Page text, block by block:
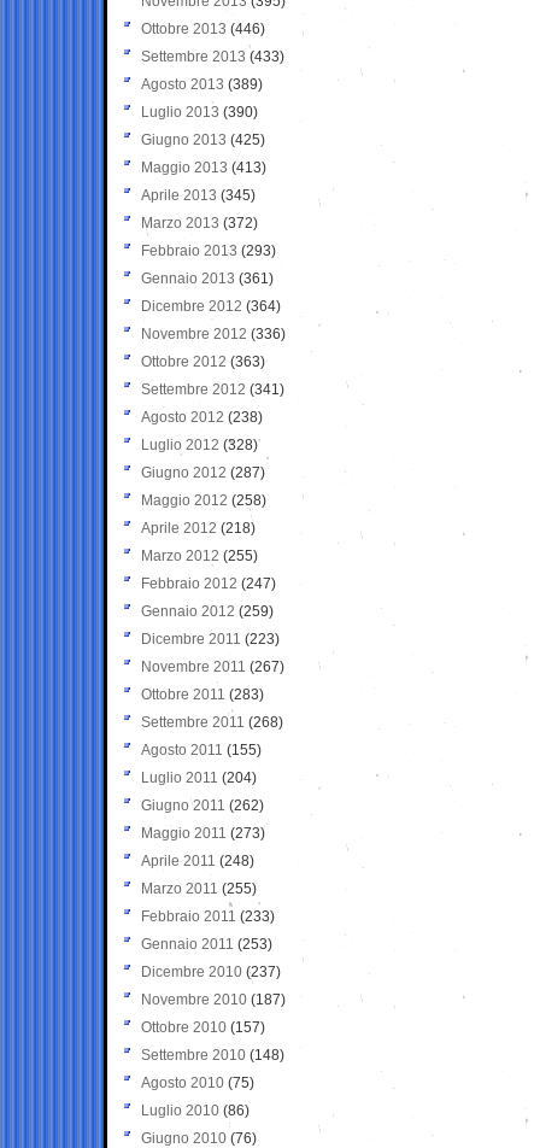
Ottobre 2013 (446)
Settembre 2013 (433)
Agosto 2013 (389)
Luglio 2013 (390)
Giugno 2013 (425)
Maggio 2013 (413)
Aprile 2013 (345)
Marzo 2013 (372)
Febbraio 2013 (293)
Gennaio 2013 (361)
Dicembre 2012 (364)
Novembre 2012 (336)
Ottobre 2012 (363)
Settembre 2012 (341)
Agosto 2012 (238)
Luglio 2012 (328)
Giugno 2012 (287)
Maggio 2012 (258)
Aprile 2012 (218)
Marzo 2012 (255)
Febbraio 2012 (247)
Gennaio 2012 (259)
Dicembre 2011 (223)
Novembre 2011 (267)
Ottobre 2011 (283)
Settembre 2011 (268)
Agosto 2011 (155)
Luglio 2011 (204)
Giugno 2011 (262)
Maggio 2011 (273)
Aprile 2011 (248)
Marzo 2011 (255)
Febbraio 2011 (233)
Gennaio 2011 (253)
Dicembre 2010 (237)
Novembre 2010 (187)
Ottobre 2010 (157)
Settembre 2010 (148)
Agosto 2010 (75)
Luglio 2010 (86)
Giugno 2010 (76)